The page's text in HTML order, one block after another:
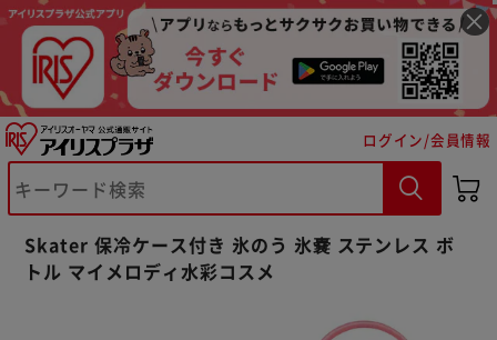
ログイン/会員情報
Skater 保冷ケース付き 氷のう 氷嚢 ステンレス ボ
トル マイメロディ水彩コスメ
※ご確認ください
カートに入れる